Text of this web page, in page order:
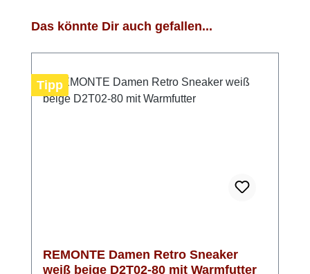
Produktgalerie überspringen
Das könnte Dir auch gefallen...
Tipp
REMONTE Damen Retro Sneaker
weiß beige D2T02-80 mit Warmfutter